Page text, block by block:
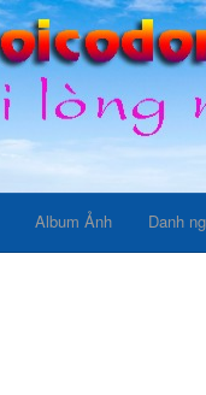
Album Ảnh Danh